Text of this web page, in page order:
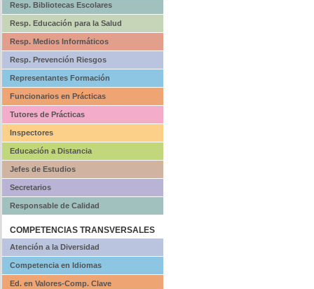
Resp. Bibliotecas Escolares
Resp. Educación para la Salud
Resp. Medios Informáticos
Resp. Prevención Riesgos
Representantes Formación
Funcionarios en Prácticas
Tutores de Prácticas
Inspectores
Educación a Distancia
Jefes de Estudios
Secretarios
Responsable de Calidad
COMPETENCIAS TRANSVERSALES
Atención a la Diversidad
Competencia en Idiomas
Ed. en Valores-Comp. Clave